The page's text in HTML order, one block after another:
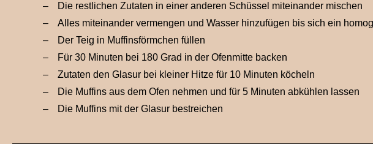
Die restlichen Zutaten in einer anderen Schüssel miteinander mischen
Alles miteinander vermengen und Wasser hinzufügen bis sich ein
Der Teig in Muffinsförmchen füllen
Für 30 Minuten bei 180 Grad in der Ofenmitte backen
Zutaten den Glasur bei kleiner Hitze für 10 Minuten köcheln
Die Muffins aus dem Ofen nehmen und für 5 Minuten abkühlen lassen
Die Muffins mit der Glasur bestreichen